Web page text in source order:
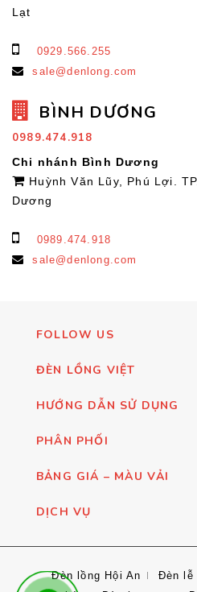
Lạt
0929.566.255
sale@denlong.com
BÌNH DƯƠNG
0989.474.918
Chi nhánh Bình Dương
Huỳnh Văn Lũy, Phú Lợi.
Dương
0989.474.918
sale@denlong.com
FOLLOW US
ĐÈN LỒNG VIỆT
HƯỚNG DẪN SỬ DỤNG
PHÂN PHỐI
BẢNG GIÁ – MÀU VẢI
DỊCH VỤ
Đèn lồng Hội An Đèn lễ